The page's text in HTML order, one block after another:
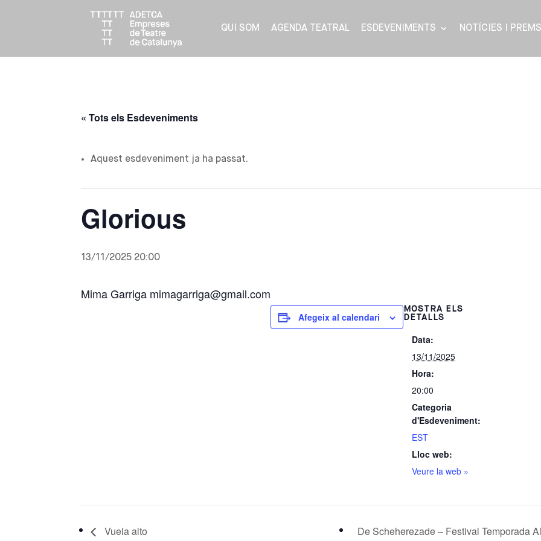
QUI SOM AGENDA TEATRAL ESDEVENIMENTS NOTÍCIES I
« Tots els Esdeveniments
Aquest esdeveniment ja ha passat.
Glorious
13/11/2025 20:00
Mima Garriga mimagarriga@gmail.com
Afegeix al calendari
MOSTRA ELS
DETALLS
Data:
13/11/2025
Hora:
20:00
Categoria
d'Esdeveniment:
EST
Lloc web:
Veure la web »
Vuela alto De Scheherezade – Festival Temporada